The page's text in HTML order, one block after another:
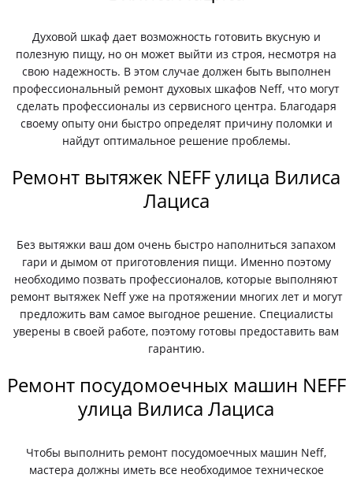
Духовой шкаф дает возможность готовить вкусную и
полезную пищу, но он может выйти из строя, несмотря на
свою надежность. В этом случае должен быть выполнен
профессиональный ремонт духовых шкафов Neff, что могут
сделать профессионалы из сервисного центра. Благодаря
своему опыту они быстро определят причину поломки и
найдут оптимальное решение проблемы.
Ремонт вытяжек NEFF улица Вилиса
Лациса
Без вытяжки ваш дом очень быстро наполниться запахом
гари и дымом от приготовления пищи. Именно поэтому
необходимо позвать профессионалов, которые выполняют
ремонт вытяжек Neff уже на протяжении многих лет и могут
предложить вам самое выгодное решение. Специалисты
уверены в своей работе, поэтому готовы предоставить вам
гарантию.
Ремонт посудомоечных машин NEFF
улица Вилиса Лациса
Чтобы выполнить ремонт посудомоечных машин Neff,
мастера должны иметь все необходимое техническое